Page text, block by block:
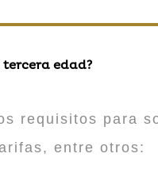
edad?
requisitos para
entre otros: